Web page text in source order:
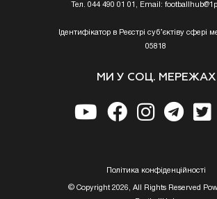
Тел. 044 490 01 01, Email:
Ідентифікатор в Реєстрі суб’єктіву сфері
05818
МИ У СОЦ. МЕРЕЖАХ
Полiтика конфiденцiйностi
© Copyright 2026, All Rights Reserved